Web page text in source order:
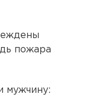
пожара
мужчину: